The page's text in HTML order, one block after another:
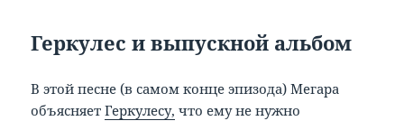
Геркулес и выпускной альбом
В этой песне (в самом конце эпизода) Мегара
объясняетГеркулесу, что ему не нужно